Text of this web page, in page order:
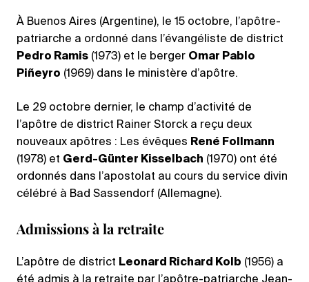
À Buenos Aires (Argentine), le 15 octobre, l’apôtre-
patriarche a ordonné dans l’évangéliste de district
Pedro Ramis (1973) et le berger Omar Pablo
Piñeyro (1969) dans le ministère d’apôtre.
Le 29 octobre dernier, le champ d’activité de
l’apôtre de district Rainer Storck a reçu deux
nouveaux apôtres : Les évêques René Follmann
(1978) et Gerd-Günter Kisselbach (1970) ont été
ordonnés dans l’apostolat au cours du service divin
célébré à Bad Sassendorf (Allemagne).
Admissions à la retraite
L’apôtre de district Leonard Richard Kolb (1956) a